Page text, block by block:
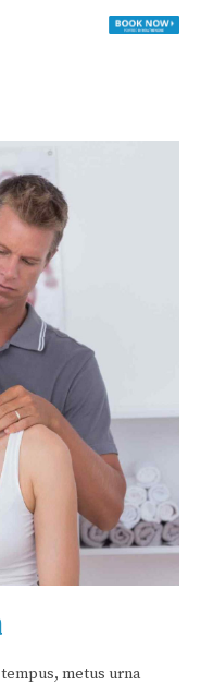
metus urna